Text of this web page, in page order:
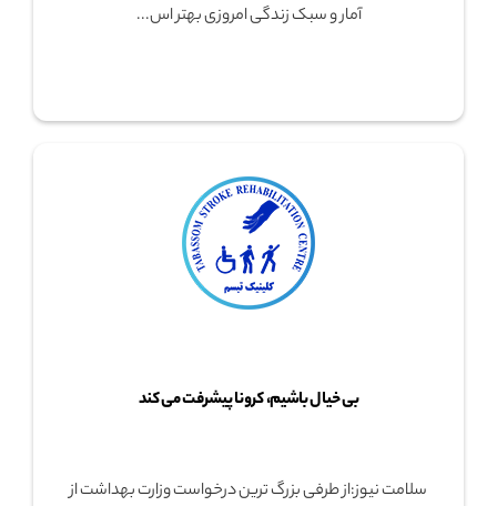
آمار و سبک زندگی امروزی بهتر اس...
بی خیال باشیم، کرونا پیشرفت می کند
سلامت نیوز:از طرفی بزرگ ترین درخواست وزارت بهداشت از